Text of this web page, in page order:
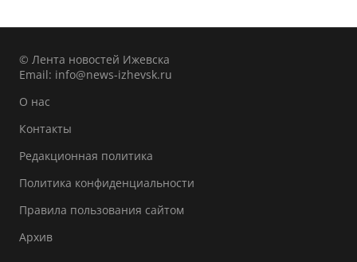
© Лента новостей Ижевска
Email: info@news-izhevsk.ru
О нас
Контакты
Редакционная политика
Политика конфиденциальности
Правила пользования сайтом
Архив